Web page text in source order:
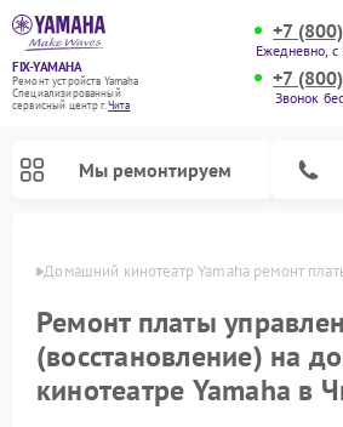
FIX-YAMAHA
Ремонт устройств Yamaha
Специализированный
cервисный центр г.Чита
+7
Ежедневно,
+7
Звонок
Мы ремонтируем
Домашний кинотеатр Yamaha ремонт
Ремонт платы
(восстановление) на
кинотеатре Yamaha в